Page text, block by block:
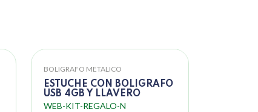
BOLIGRAFO METALICO
ESTUCHE CON BOLIGRAFO
USB 4GB Y LLAVERO
WEB-KIT-REGALO-N